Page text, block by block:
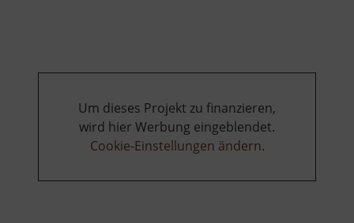
Um dieses Projekt zu finanzieren,
wird hier Werbung eingeblendet.
Cookie-Einstellungen ändern.